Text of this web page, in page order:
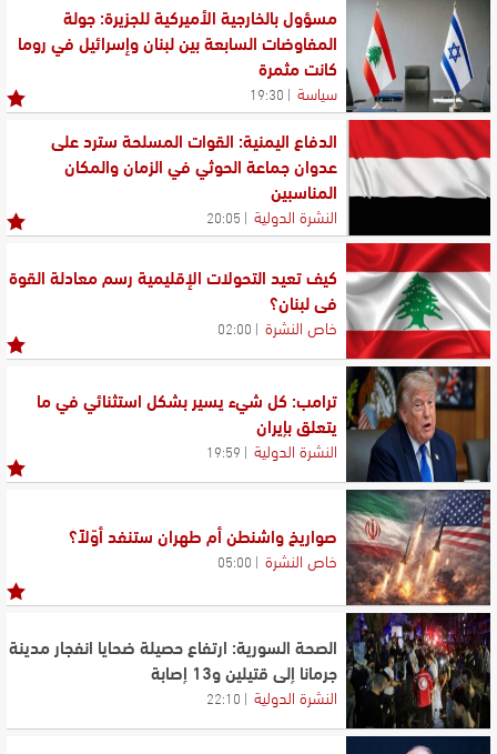
مدافن المية ومية تشعل الجدل... اعتراضات الأهالي توقف
الأعمال موقتًا
رسائل متبادلة بين دمشق وحزب الله: البحث عن المصلحة
المشتركة وإدارة الخلاف
مسؤول بالخارجية الأميركية للجزيرة: جولة
المفاوضات السابعة بين لبنان وإسرائيل في روما
كانت مثمرة
سياسة 19:30
الدفاع اليمنية: القوات المسلحة سترد على
عدوان جماعة الحوثي في الزمان والمكان
المناسبين
النشرة الدولية 20:05
كيف تعيد التحولات الإقليمية رسم معادلة القوة
في لبنان؟
خاص النشرة 02:00
ترامب: كل شيء يسير بشكل استثنائي في ما
يتعلق بإيران
النشرة الدولية 19:59
صواريخ واشنطن أم طهران ستنفد أوّلاً؟
خاص النشرة 05:00
الصحة السورية: ارتفاع حصيلة ضحايا انفجار مدينة
جرمانا إلى قتيلين و13 إصابة
النشرة الدولية 22:10